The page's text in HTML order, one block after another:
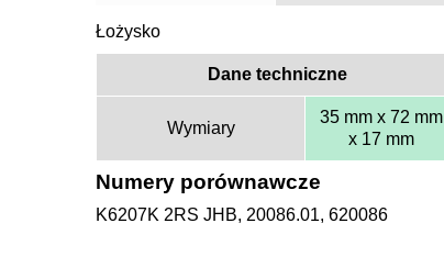
Łożysko
Dane techniczne
Wymiary
35 mm x 72 mm
x 17 mm
Numery porównawcze
K6207K 2RS JHB, 20086.01, 620086